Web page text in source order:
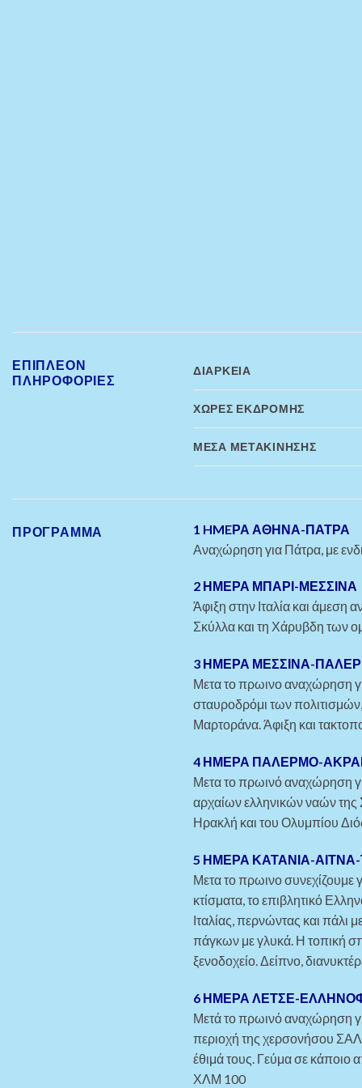
ΕΠΙΠΛΈΟΝ
ΠΛΗΡΟΦΟΡΊΕΣ
ΔΙΆΡΚΕΙΑ
ΧΏΡΕΣ ΕΚΔΡΟΜΉΣ
ΜΈΣΑ ΜΕΤΑΚΊΝΗΣΗΣ
ΠΡΟΓΡΑΜΜΑ
1 HMEΡΑ ΑΘΗΝΑ-ΠΑΤΡΑ
Αναχώρηση για Πάτρα, με
2 ΗΜΕΡΑ ΜΠΑΡΙ-ΜΕΣΣΙΝΑ
Άφιξη στην Ιταλία και άμεση
Σκύλλα και τη Χάρυβδη των
3 ΗΜΕΡΑ ΜΕΣΣΙΝΑ-
Μετα το πρωινο αναχώρηση
σταυροδρόμι των
Μαρτοράνα. Άφιξη και
4 ΗΜΕΡΑ ΠΑΛΕΡΜΟ-
Μετα το πρωινό αναχώρηση
αρχαίων ελληνικών ναών της
Ηρακλή και του Ολυμπίου
5 ΗΜΕΡΑ ΚΑΤΑΝΙΑ-
Μετα το πρωινο συνεχίζουμε
κτίσματα, το επιβλητικό
Ιταλίας, περνώντας και
πάγκων με γλυκά. Η τοπική
ξενοδοχείο. Δείπνο,
6 ΗΜΕΡΑ ΛΕΤΣΕ-
Μετά το πρωινό αναχώρηση
περιοχή της χερσονήσου
έθιμά τους. Γεύμα σε κάποιο
ΧΛΜ 100